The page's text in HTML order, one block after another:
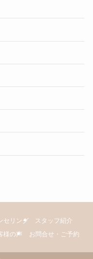
セリング
スタッフ紹介
様の声 お問合せ・ご予約